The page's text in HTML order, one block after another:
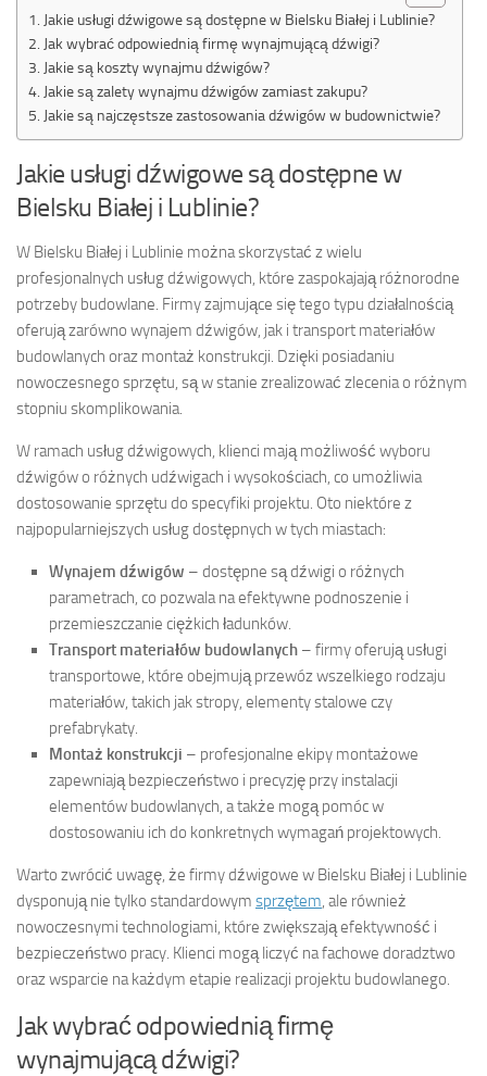
Jakie usługi dźwigowe są dostępne w Bielsku Białej i Lublinie?
Jak wybrać odpowiednią firmę wynajmującą dźwigi?
Jakie są koszty wynajmu dźwigów?
Jakie są zalety wynajmu dźwigów zamiast zakupu?
Jakie są najczęstsze zastosowania dźwigów w budownictwie?
Jakie usługi dźwigowe są dostępne w
Bielsku Białej i Lublinie?
W Bielsku Białej i Lublinie można skorzystać z wielu
profesjonalnych usług dźwigowych, które zaspokajają różnorodne
potrzeby budowlane. Firmy zajmujące się tego typu działalnością
oferują zarówno wynajem dźwigów, jak i transport materiałów
budowlanych oraz montaż konstrukcji. Dzięki posiadaniu
nowoczesnego sprzętu, są w stanie zrealizować zlecenia o różnym
stopniu skomplikowania.
W ramach usług dźwigowych, klienci mają możliwość wyboru
dźwigów o różnych udźwigach i wysokościach, co umożliwia
dostosowanie sprzętu do specyfiki projektu. Oto niektóre z
najpopularniejszych usług dostępnych w tych miastach:
Wynajem dźwigów – dostępne są dźwigi o różnych
parametrach, co pozwala na efektywne podnoszenie i
przemieszczanie ciężkich ładunków.
Transport materiałów budowlanych – firmy oferują usługi
transportowe, które obejmują przewóz wszelkiego rodzaju
materiałów, takich jak stropy, elementy stalowe czy
prefabrykaty.
Montaż konstrukcji – profesjonalne ekipy montażowe
zapewniają bezpieczeństwo i precyzję przy instalacji
elementów budowlanych, a także mogą pomóc w
dostosowaniu ich do konkretnych wymagań projektowych.
Warto zwrócić uwagę, że firmy dźwigowe w Bielsku Białej i Lublinie
dysponują nie tylko standardowym sprzętem , ale również
nowoczesnymi technologiami, które zwiększają efektywność i
bezpieczeństwo pracy. Klienci mogą liczyć na fachowe doradztwo
oraz wsparcie na każdym etapie realizacji projektu budowlanego.
Jak wybrać odpowiednią firmę
wynajmującą dźwigi?